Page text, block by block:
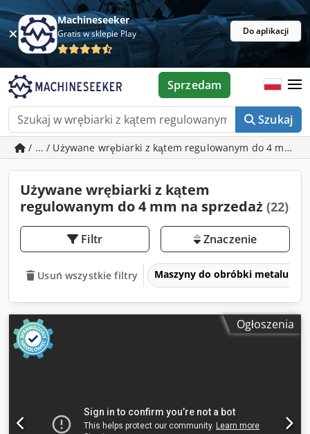
Machineseeker
Gratis w sklepie Play Do aplikacji
Szukaj
Sprzedam
/ ... / Używane wrębiarki z kątem regulowanym do 4 mm
Używane wrębiarki z kątem
regulowanym do 4 mm na sprzedaż (22)
Filtr Znaczenie
Usuń wszystkie filtry Maszyny do obróbki metalu i
Ogłoszenia